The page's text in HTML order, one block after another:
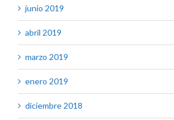
junio 2019
abril 2019
marzo 2019
enero 2019
diciembre 2018